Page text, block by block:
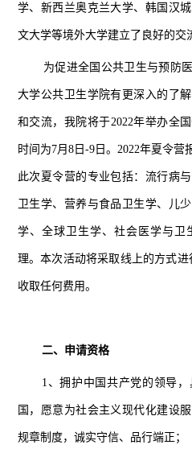
学、新西兰奥克兰大学、 韩国汉
文大学等境外大学建立了良好的交
为促进全国公共卫生与预防
大学公共卫生学院有更深入的了
和交流，我院将于2022年举办全
时间为7月 8日 -9日。 2022年夏令营
此次夏令营的专业包括：流行病
卫生学、营养与食品卫生学、儿
学、全球卫生学、社会医学与卫
理。本次活动将采取线上的方式
收取任何费用。
二、申请资格
1、拥护中国共产党的领导
国，愿意为社会主义现代化建设
规章制度，诚实守信、品行端正；